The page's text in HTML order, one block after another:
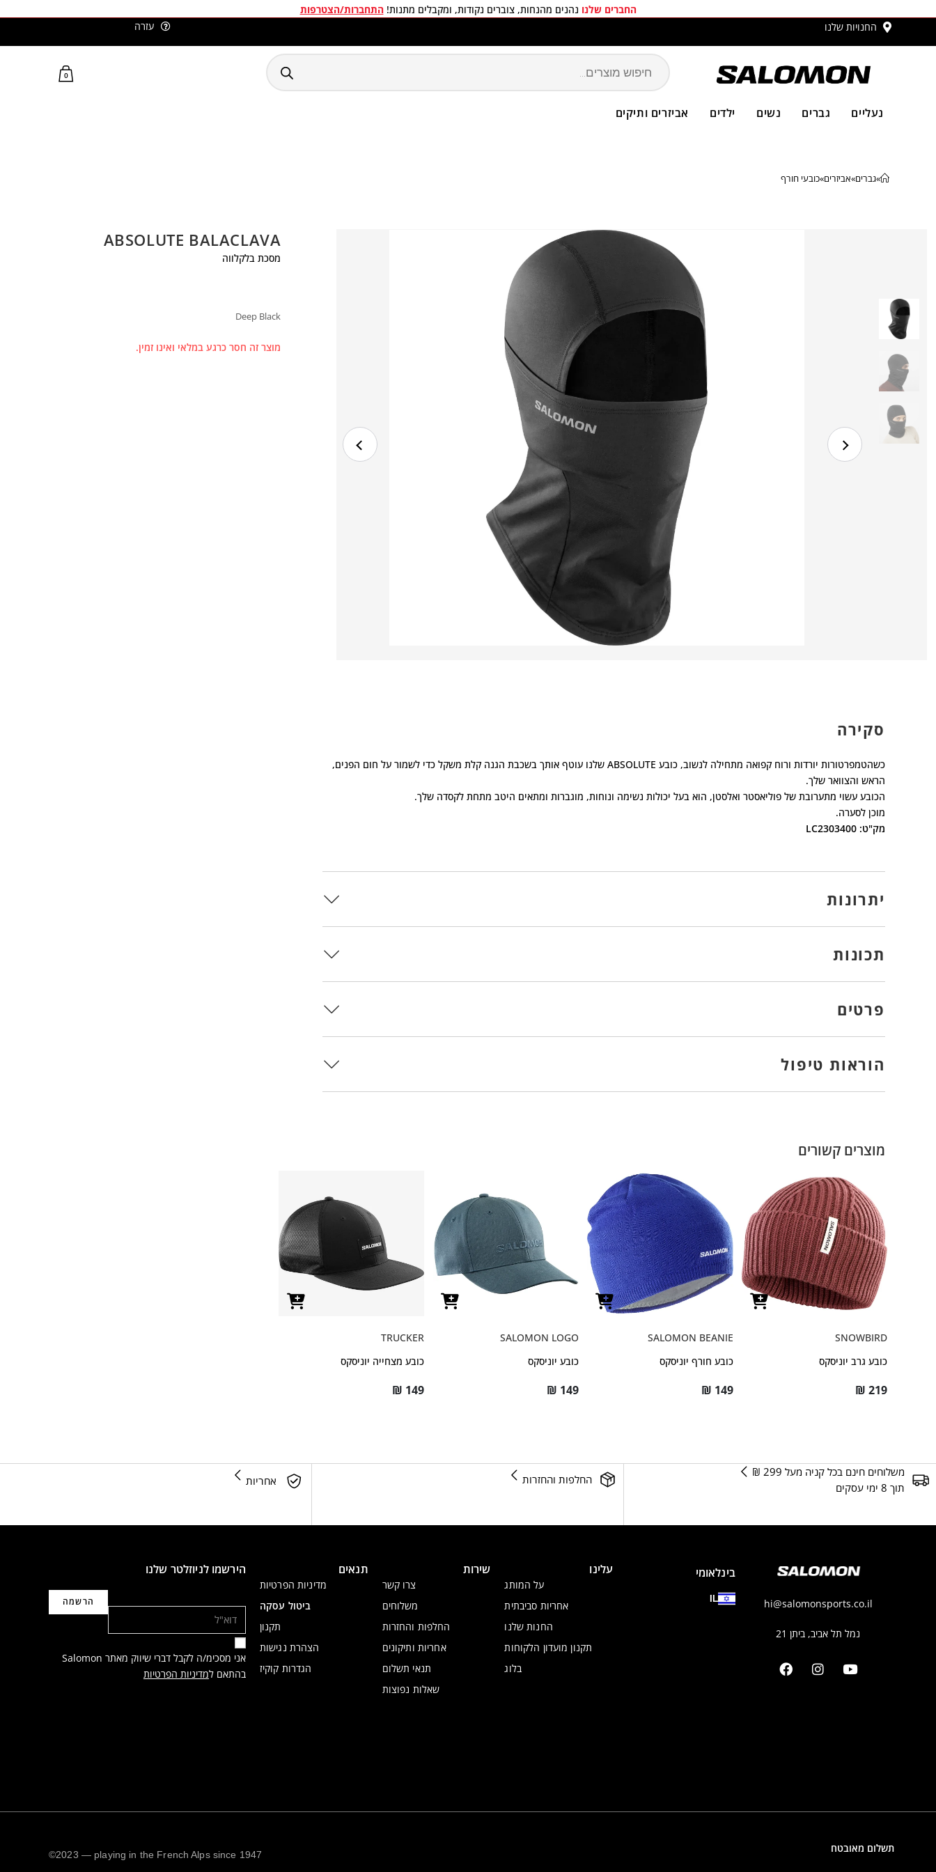
החברים שלנו נהנים מהנחות, צוברים נקודות, ומקבלים מתנות!התחברות/הצטרפות
החנויות שלנו
משלוחים חינם בכל קניה מעל 299 ₪
עזרה
נעליים גברים נשים ילדים אביזרים ותיקים
0
»גברים»אביזרים»כובעי חורף
ABSOLUTE BALACLAVA
מסכת בלקלווה
Deep Black
מוצר זה חסר כרגע במלאי ואינו זמין.
סקירה
כשהטמפרטורות יורדות ורוח קפואה מתחילה לנשוב, כובע ABSOLUTE שלנו עוטף אותך בשכבת הגנה קלת משקל כדי לשמור על חום הפנים,
הראש והצוואר שלך.
הכובע עשוי מתערובת של פוליאסטר ואלסטן, הוא בעל יכולות נשימה ונוחות, מוגברות ומתאים היטב מתחת לקסדה שלך.
מוכן לסערה.
מק"ט: LC2303400
יתרונות
תכונות
פרטים
הוראות טיפול
מוצרים קשורים
SNOWBIRD
כובע גרב יוניסקס
₪ 219
SALOMON BEANIE
כובע חורף יוניסקס
₪ 149
SALOMON LOGO
כובע יוניסקס
₪ 149
TRUCKER
כובע מצחייה יוניסקס
₪ 149
משלוחים חינם בכל קניה מעל 299 ₪
תוך 8 ימי עסקים
החלפות והחזרות אחריות
hi@salomonsports.co.il
נמל תל אביב, ביתן 21
בינלאומי
IL
עלינו
על המותג
אחריות סביבתית
החנות שלנו
תקנון מועדון הלקוחות
בלוג
שירות
צרו קשר
משלוחים
החלפות והחזרות
אחריות ותיקונים
תנאי תשלום
שאלות נפוצות
תנאים
מדיניות הפרטיות
ביטול עסקה
תקנון
הצהרת נגישות
הגדרות קוקיז
הירשמו לניוזלטר שלנו
אני מסכימ/ה לקבל דברי שיווק מאתר Salomon
בהתאם למדיניות הפרטיות
תשלום מאובטח ©2023 — playing in the French Alps since 1947